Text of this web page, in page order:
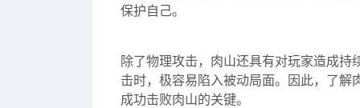
保护自己。
除了物理攻击，肉山还具有对玩家造成
击时，极容易陷入被动局面。因此，了
成功击败肉山的关键。